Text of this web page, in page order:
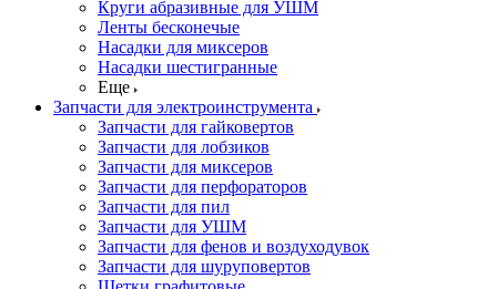
Круги абразивные для УШМ
Ленты бесконечые
Насадки для миксеров
Насадки шестигранные
Еще
Запчасти для электроинструмента
Запчасти для гайковертов
Запчасти для лобзиков
Запчасти для миксеров
Запчасти для перфораторов
Запчасти для пил
Запчасти для УШМ
Запчасти для фенов и воздуходувок
Запчасти для шуруповертов